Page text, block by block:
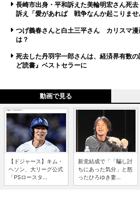
長崎市出身・平和訴えた美輪明宏さん死
訴え「愛があれば 戦争なんか起こりませ
つげ義春さんと白土三平さん カリスマ漫
は？
死去した丹羽宇一郎さんは、経済界有数
ど読書』ベストセラーに
動画で見る
【ドジャース】キム・
ヘソン、大リーグ公式
「PSロースタ...
新党結成で「「騙し討
ちにあった気分」と怒
ったひろゆき妻...